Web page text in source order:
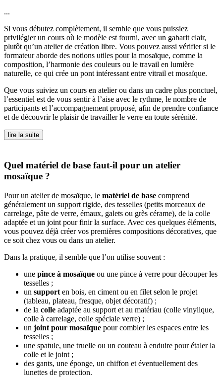
...
Si vous débutez complètement, il semble que vous puissiez
privilégier un cours où le modèle est fourni, avec un gabarit clair,
plutôt qu’un atelier de création libre. Vous pouvez aussi vérifier si le
formateur aborde des notions utiles pour la mosaïque, comme la
composition, l’harmonie des couleurs ou le travail en lumière
naturelle, ce qui crée un pont intéressant entre vitrail et mosaïque.
Que vous suiviez un cours en atelier ou dans un cadre plus ponctuel,
l’essentiel est de vous sentir à l’aise avec le rythme, le nombre de
participants et l’accompagnement proposé, afin de prendre confiance
et de découvrir le plaisir de travailler le verre en toute sérénité.
lire la suite
Quel matériel de base faut-il pour un atelier
mosaïque ?
Pour un atelier de mosaïque, le matériel de base comprend
généralement un support rigide, des tesselles (petits morceaux de
carrelage, pâte de verre, émaux, galets ou grès cérame), de la colle
adaptée et un joint pour finir la surface. Avec ces quelques éléments,
vous pouvez déjà créer vos premières compositions décoratives, que
ce soit chez vous ou dans un atelier.
Dans la pratique, il semble que l’on utilise souvent :
une pince à mosaïque ou une pince à verre pour découper les
tesselles ;
un support en bois, en ciment ou en filet selon le projet
(tableau, plateau, fresque, objet décoratif) ;
de la colle adaptée au support et au matériau (colle vinylique,
colle à carrelage, colle spéciale verre) ;
un joint pour mosaïque pour combler les espaces entre les
tesselles ;
une spatule, une truelle ou un couteau à enduire pour étaler la
colle et le joint ;
des gants, une éponge, un chiffon et éventuellement des
lunettes de protection.